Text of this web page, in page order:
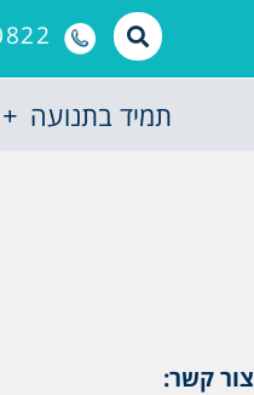
תמיד בתנועה
צור קשר: